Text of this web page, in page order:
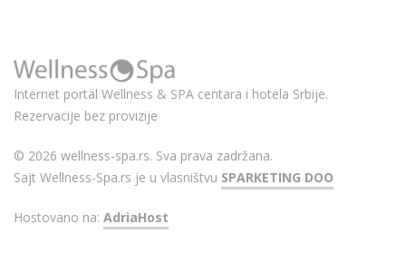
Internet portal Wellness & SPA centara i hotela Srbije.
Rezervacije bez provizije
© 2026 wellness-spa.rs. Sva prava zadržana.
Sajt Wellness-Spa.rs je u vlasništvu SPARKETING DOO
Hostovano na: AdriaHost